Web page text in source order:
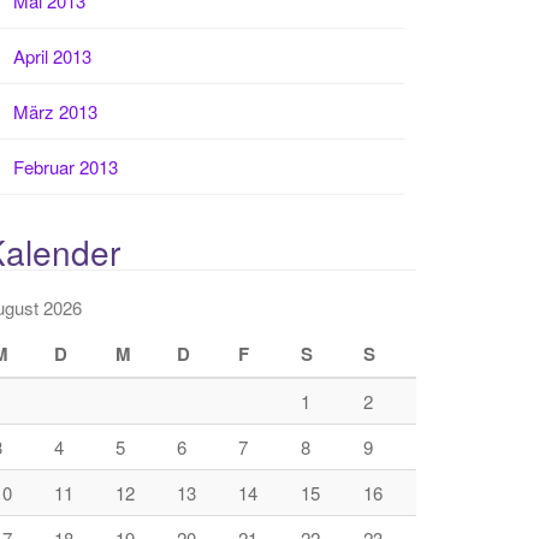
April 2013
März 2013
Februar 2013
2026
D M D F S S
1
2
4 5 6 7 8
9
11 12 13 14 15
16